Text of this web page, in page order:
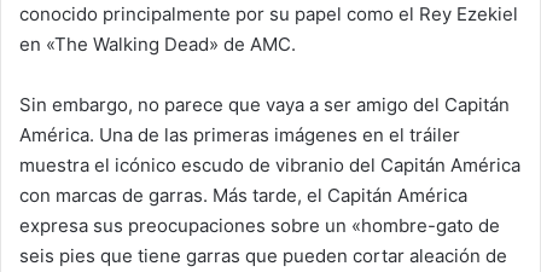
conocido principalmente por su papel como el Rey Ezekiel
en «The Walking Dead» de AMC.
Sin embargo, no parece que vaya a ser amigo del Capitán
América. Una de las primeras imágenes en el tráiler
muestra el icónico escudo de vibranio del Capitán América
con marcas de garras. Más tarde, el Capitán América
expresa sus preocupaciones sobre un «hombre-gato de
seis pies que tiene garras que pueden cortar aleación de